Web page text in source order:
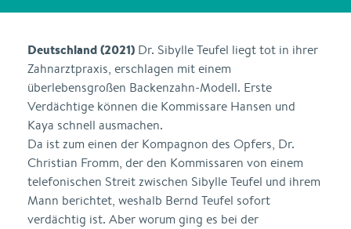
Deutschland (2021) Dr. Sibylle Teufel liegt tot in ihrer
Zahnarztpraxis, erschlagen mit einem
überlebensgroßen Backenzahn-Modell. Erste
Verdächtige können die Kommissare Hansen und
Kaya schnell ausmachen.
Da ist zum einen der Kompagnon des Opfers, Dr.
Christian Fromm, der den Kommissaren von einem
telefonischen Streit zwischen Sibylle Teufel und ihrem
Mann berichtet, weshalb Bernd Teufel sofort
verdächtig ist. Aber worum ging es bei der